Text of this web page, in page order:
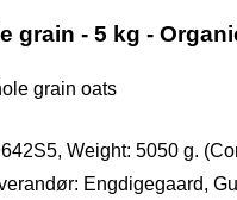
grain - 5 kg -
grain oats
Weight: 5050 g.
Engdigegaard,